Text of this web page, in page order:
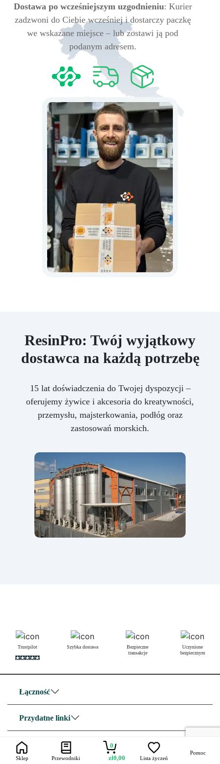
Dostawa po wcześniejszym uzgodnieniu: Kurier
zadzwoni do Ciebie wcześniej i dostarczy paczkę
we wskazane miejsce – lub zostawi ją pod
podanym adresem.
ResinPro: Twój wyjątkowy
dostawca na każdą potrzebę
15 lat doświadczenia do Twojej dyspozycji –
oferujemy żywice i akcesoria do kreatywności,
przemysłu, majsterkowania, podłóg oraz
zastosowań morskich.
Trustpilot Szybka dostawa
Bezpieczne
transakcje
Uczynione
bezpiecznym
Łączność
Przydatne linki
O nas
Sklep Przewodniki
0
zł0,00 Lista życzeń
Pomoc